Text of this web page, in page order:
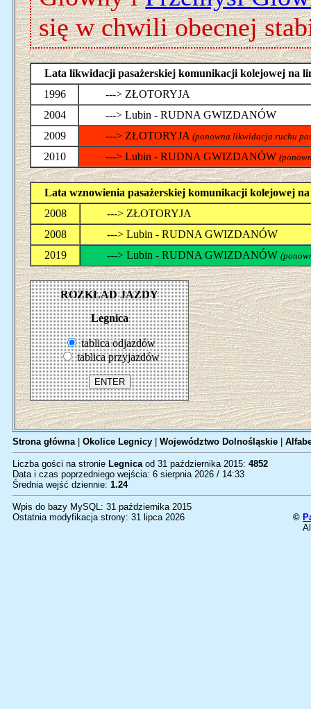
się w chwili obecnej
Lata likwidacji pasażerskiej komunikacji kolejowej na
1996
---> ZŁOTORYJA
2004
---> Lubin - RUDNA GWIZDANÓW
2009
---> ZŁOTORYJA (ponowna likwidacja ruchu
2010 ---> Lubin - RUDNA GWIZDANÓW
Lata wznowienia pasażerskiej komunikacji kolejowej
2008
---> ZŁOTORYJA
2008
---> Lubin - RUDNA GWIZDANÓW
2019
---> Lubin - RUDNA GWIZDANÓW
ROZKŁAD JAZDY
Legnica
tablica odjazdów
tablica przyjazdów
Strona główna| Okolice Legnicy Województwo Dolnośląskie
Liczba gości na stronie Legnicaod 31 października 2015: 4852
Data i czas poprzedniego wejścia: 6 sierpnia 2026 / 14:33
Średnia wejść dziennie: 1.24
Wpis do bazy MySQL: 31 października 2015
Ostatnia modyfikacja strony: 31 lipca 2026
©